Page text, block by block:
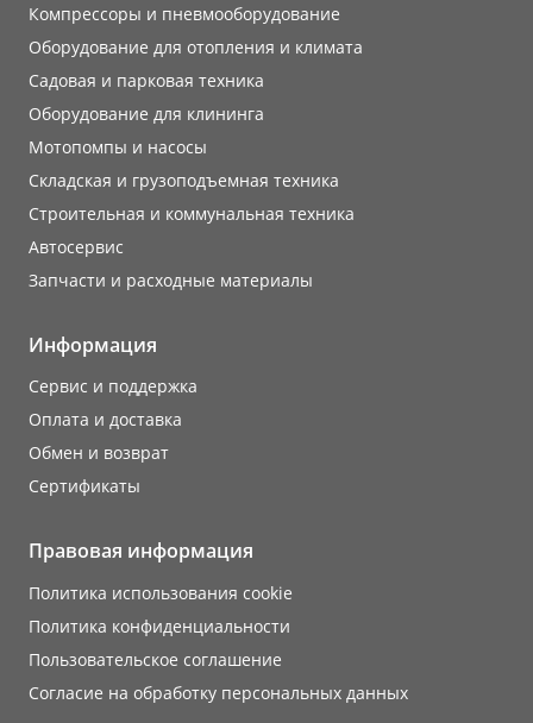
Компрессоры и пневмооборудование
Оборудование для отопления и климата
Садовая и парковая техника
Оборудование для клининга
Мотопомпы и насосы
Складская и грузоподъемная техника
Строительная и коммунальная техника
Автосервис
Запчасти и расходные материалы
Информация
Сервис и поддержка
Оплата и доставка
Обмен и возврат
Сертификаты
Правовая информация
Политика использования cookie
Политика конфиденциальности
Пользовательское соглашение
Согласие на обработку персональных данных